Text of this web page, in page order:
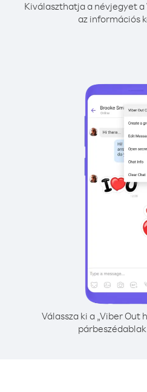
Kiválaszthatja a névjegyet
az információs
Válassza ki a „Viber Out